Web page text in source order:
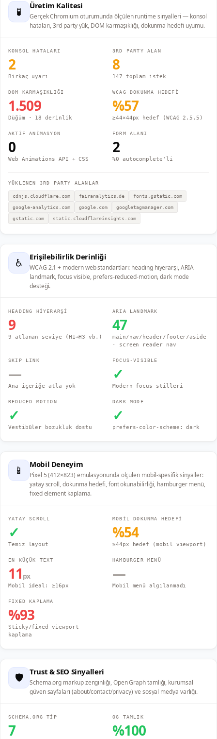
🧪 Üretim Kalitesi
Gerçek Chromium oturumunda ölçülen runtime sinyalleri — konsol
hataları, 3rd party yük, DOM karmaşıklığı, dokunma hedefi uyumu.
KONSOL HATALARI
2
Birkaç uyarı
3RD PARTY ALAN
8
147 toplam istek
DOM KARMAŞIKLIĞI
1.509
Düğüm · 18 derinlik
WCAG DOKUNMA HEDEFİ
%57
≥44×44px hedef (WCAG 2.5.5)
AKTİF ANİMASYON
0
Web Animations API + CSS
FORM ALANI
2
%0 autocomplete'li
YÜKLENEN 3RD PARTY ALANLAR
cdnjs.cloudflare.com fairanalytics.de fonts.gstatic.com
google-analytics.com google.com googletagmanager.com
gstatic.com static.cloudflareinsights.com
♿ Erişilebilirlik Derinliği
WCAG 2.1 + modern web standartları: heading hiyerarşi, ARIA
landmark, focus visible, prefers-reduced-motion, dark mode
desteği.
HEADING HİYERARŞİ
9
9 atlanan seviye (H1→H3 vb.)
ARIA LANDMARK
47
main/nav/header/footer/aside
· screen reader nav
SKIP LINK
—
Ana içeriğe atla yok
FOCUS-VISIBLE
✓
Modern focus stilleri
REDUCED MOTION
✓
Vestibüler bozukluk dostu
DARK MODE
✓
prefers-color-scheme: dark
📱 Mobil Deneyim
Pixel 5 (412×823) emülasyonunda ölçülen mobil-spesifik sinyaller:
yatay scroll, dokunma hedefi, font okunabilirliği, hamburger menü,
fixed element kaplama.
YATAY SCROLL
✓
Temiz layout
MOBİL DOKUNMA HEDEFİ
%54
≥44px hedef (mobil viewport)
EN KÜÇÜK TEXT
11 px
Mobil ideal: ≥16px
HAMBURGER MENÜ
—
Mobil menü algılanmadı
FIXED KAPLAMA
%93
Sticky/fixed viewport
kaplama
🛡️ Trust & SEO Sinyalleri
Schema.org markup zenginliği, Open Graph tamlığı, kurumsal
güven sayfaları (about/contact/privacy) ve sosyal medya varlığı.
SCHEMA.ORG TİP
7
OG TAMLIK
%100